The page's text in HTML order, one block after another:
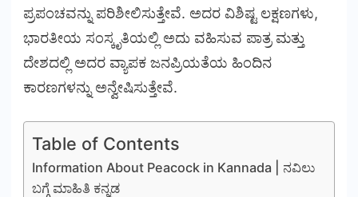
ಪ್ರಪಂಚವನ್ನು ಪರಿಶೀಲಿಸುತ್ತೇವೆ. ಅದರ ವಿಶಿಷ್ಟ ಲಕ್ಷಣಗಳು,
ಭಾರತೀಯ ಸಂಸ್ಕೃತಿಯಲ್ಲಿ ಅದು ವಹಿಸುವ ಪಾತ್ರ ಮತ್ತು
ದೇಶದಲ್ಲಿ ಅದರ ವ್ಯಾಪಕ ಜನಪ್ರಿಯತೆಯ ಹಿಂದಿನ
ಕಾರಣಗಳನ್ನು ಅನ್ವೇಷಿಸುತ್ತೇವೆ.
Table of Contents
Information About Peacock in Kannada | ನವಿಲು
ಬಗ್ಗೆ ಮಾಹಿತಿ ಕನ್ನಡ